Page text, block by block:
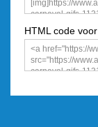
HTML code